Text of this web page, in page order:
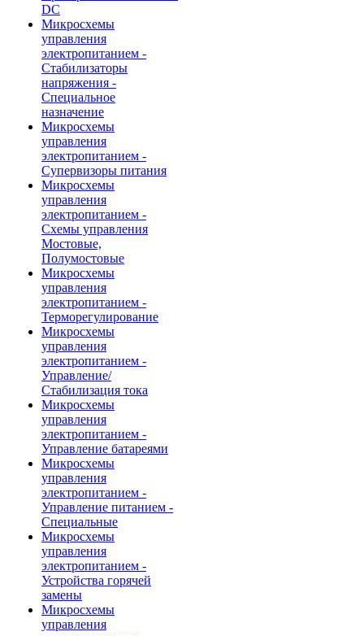
DC
Микросхемы
управления
электропитанием -
Стабилизаторы
напряжения -
Специальное
назначение
Микросхемы
управления
электропитанием -
Супервизоры питания
Микросхемы
управления
электропитанием -
Схемы управления
Мостовые,
Полумостовые
Микросхемы
управления
электропитанием -
Терморегулирование
Микросхемы
управления
электропитанием -
Управление/
Стабилизация тока
Микросхемы
управления
электропитанием -
Управление батареями
Микросхемы
управления
электропитанием -
Управление питанием -
Специальные
Микросхемы
управления
электропитанием -
Устройства горячей
замены
Микросхемы
управления